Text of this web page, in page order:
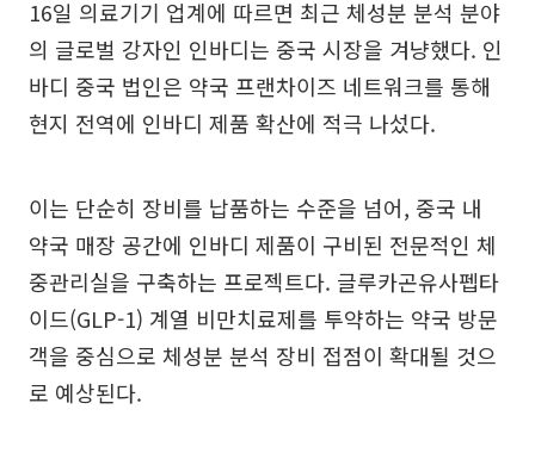
16일 의료기기 업계에 따르면 최근 체성분 분석 분야
의 글로벌 강자인 인바디는 중국 시장을 겨냥했다. 인
바디 중국 법인은 약국 프랜차이즈 네트워크를 통해
현지 전역에 인바디 제품 확산에 적극 나섰다.
이는 단순히 장비를 납품하는 수준을 넘어, 중국 내
약국 매장 공간에 인바디 제품이 구비된 전문적인 체
중관리실을 구축하는 프로젝트다. 글루카곤유사펩타
이드(GLP-1) 계열 비만치료제를 투약하는 약국 방문
객을 중심으로 체성분 분석 장비 접점이 확대될 것으
로 예상된다.